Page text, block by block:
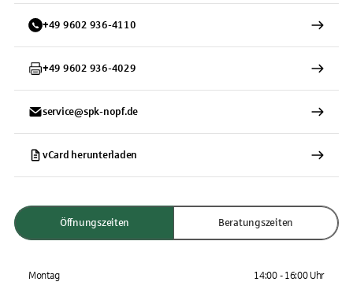
+49 9602 936-4110
+49 9602 936-4029
service@spk-nopf.de
vCard herunterladen
Öffnungszeiten Beratungszeiten
Montag 14:00 - 16:00 Uhr